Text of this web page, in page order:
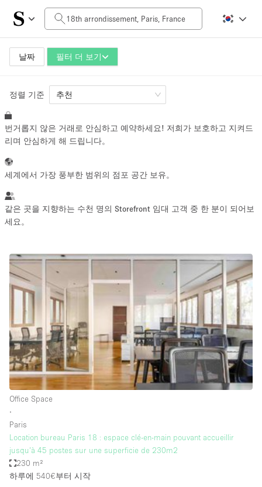
날짜 필터 더 보기
일일 비용
0€
공간 크기
10 m² 500+ m²
~ 13 명
Photo
Shooting
Conference Office Shop Share
공간 유형
Advertisement Space
Apartment / Loft
Atelier / Workshop Studio
Boat
정렬 기준 추천
번거롭지 않은 거래로 안심하고 예약하세요! 저희가 보호하고 지켜드
리며 안심하게 해 드립니다。
세계에서 가장 풍부한 범위의 점포 공간 보유。
같은 곳을 지향하는 수천 명의 Storefront 임대 고객 중 한 분이 되어보
세요。
Office Space
∙
Paris
Location bureau Paris 18 : espace clé-en-main pouvant accueillir
jusqu’à 45 postes sur une superficie de 230m2
230 m²
하루에 540€부터 시작